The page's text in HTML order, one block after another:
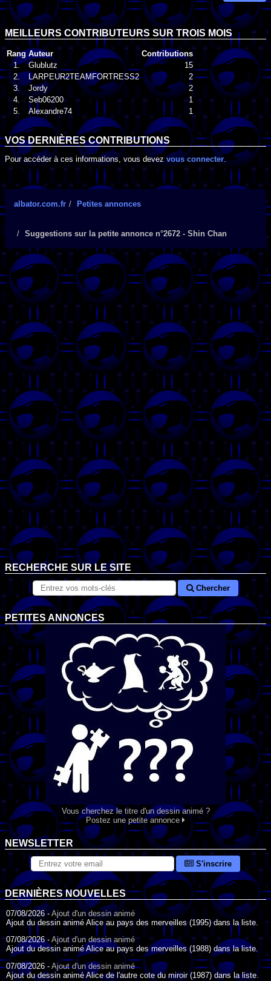
MEILLEURS CONTRIBUTEURS SUR TROIS MOIS
Rang Auteur
Contributions
1.
Glublutz
15
2.
LARPEUR2TEAMFORTRESS2
2
3.
Jordy
2
4.
Seb06200
1
5.
Alexandre74 1
VOS DERNIÈRES CONTRIBUTIONS
Pour accéder à ces informations, vous devez vous connecter.
albator.com.fr Petites annonces
Suggestions sur la petite annonce n°2672 - Shin Chan
RECHERCHE SUR LE SITE
Chercher
PETITES ANNONCES
Vous cherchez le titre d'un dessin animé ?
Postez une petite annonce
NEWSLETTER
S'inscrire
DERNIÈRES NOUVELLES
07/08/2026 -Ajout d'un dessin animé
Ajout du dessin animé Alice au pays des merveilles (1995) dans la liste.
07/08/2026 - Ajout d'un dessin animé
Ajout du dessin animé Alice au pays des merveilles (1988) dans la liste.
07/08/2026 - Ajout d'un dessin animé
Ajout du dessin animé Alice de l'autre cote du miroir (1987) dans la liste.